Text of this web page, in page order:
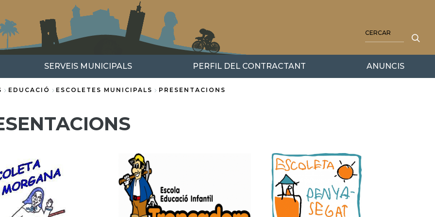
SERVEIS MUNICIPALS PERFIL DEL CONTRACTANT ANUNCIS
EDUCACIÓ ESCOLETES MUNICIPALS PRESENTACIONS